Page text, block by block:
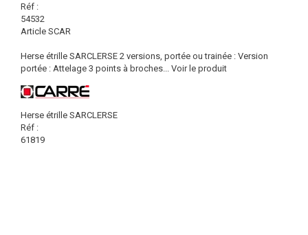
Réf :
54532
Article SCAR
Herse étrille SARCLERSE 2 versions, portée ou trainée : Version
portée : Attelage 3 points à broches... Voir le produit
Herse étrille SARCLERSE
Réf :
61819